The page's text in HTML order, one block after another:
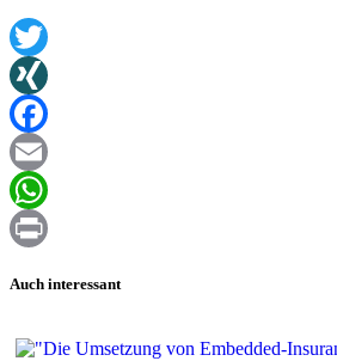
Twitter
XING
Facebook
Email
WhatsApp
Auch interessant